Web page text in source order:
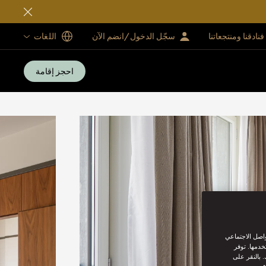
فنادقنا ومنتجعاتنا سجّل الدخول/انضم الآن اللغات
احجز إقامة
الاجتماعي
توفر
بالنقر على